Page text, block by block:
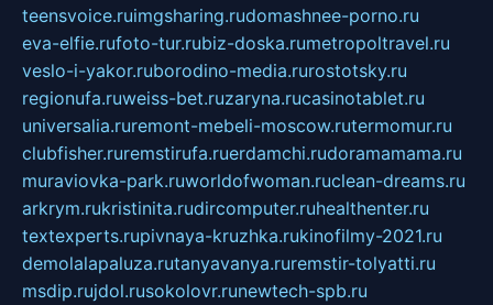
teensvoice.ruimgsharing.rudomashnee-porno.ru
eva-elfie.rufoto-tur.rubiz-doska.rumetropoltravel.ru
veslo-i-yakor.ruborodino-media.rurostotsky.ru
regionufa.ruweiss-bet.ruzaryna.rucasinotablet.ru
universalia.ruremont-mebeli-moscow.rutermomur.ru
clubfisher.ruremstirufa.ruerdamchi.rudoramamama.ru
muraviovka-park.ruworldofwoman.ruclean-dreams.ru
arkrym.rukristinita.rudircomputer.ruhealthenter.ru
textexperts.rupivnaya-kruzhka.rukinofilmy-2021.ru
demolalapaluza.rutanyavanya.ruremstir-tolyatti.ru
msdip.rujdol.rusokolovr.runewtech-spb.ru